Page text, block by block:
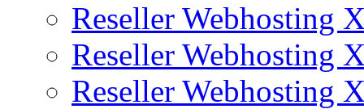
Reseller Webhosting
Reseller Webhosting
Reseller Webhosting